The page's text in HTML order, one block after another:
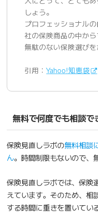
しょう。
プロフェッショナル
社の保険商品の中から
無駄のない保険選びを
引用：Yahoo!知恵袋
無料で何度でも相談で
保険見直しラボの無料相談
ん。時間制限もないので、
保険見直しラボでは、保険
えています。そのため、相
する時間に重きを置いてい